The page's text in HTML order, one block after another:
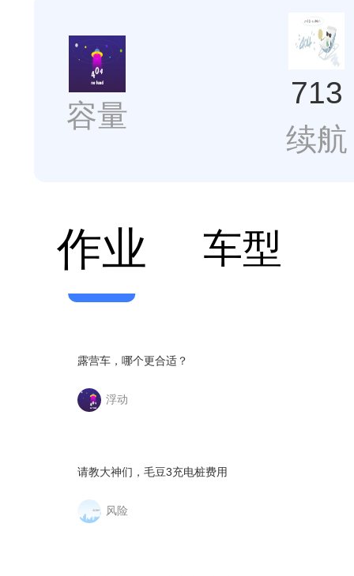
容量
713
续航
作业 车型
露营车，哪个更合适？
浮动
请教大神们，毛豆3充电桩费用
风险